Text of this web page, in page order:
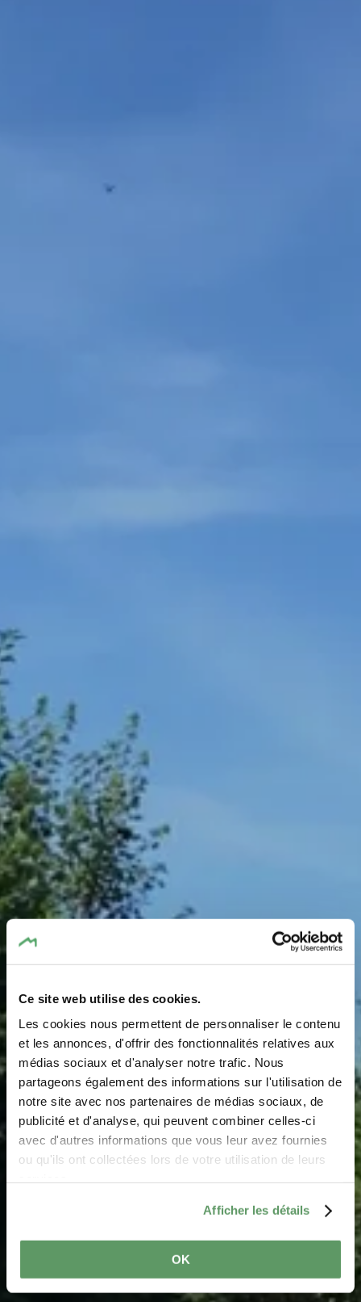
Ce site web utilise des cookies.
Les cookies nous permettent de personnaliser le contenu
et les annonces, d'offrir des fonctionnalités relatives aux
médias sociaux et d'analyser notre trafic. Nous
partageons également des informations sur l'utilisation de
notre site avec nos partenaires de médias sociaux, de
publicité et d'analyse, qui peuvent combiner celles-ci
avec d'autres informations que vous leur avez fournies
ou qu'ils ont collectées lors de votre utilisation de leurs
Afficher les détails
OK
Spielplatz Haller
Wo? An der Gruecht, 6370 Haller